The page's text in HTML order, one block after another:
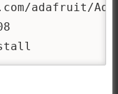
adafruit/